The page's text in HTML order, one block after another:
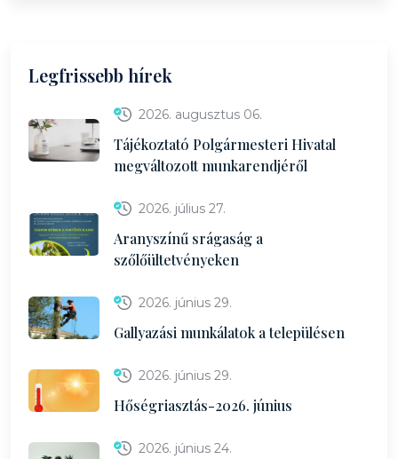
Legfrissebb hírek
2026. augusztus 06.
Tájékoztató Polgármesteri Hivatal
megváltozott munkarendjéről
2026. július 27.
Aranyszínű srágaság a
szőlőültetvényeken
2026. június 29.
Gallyazási munkálatok a településen
2026. június 29.
Hőségriasztás-2026. június
2026. június 24.